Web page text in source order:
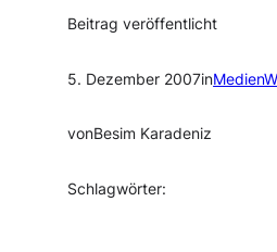
Beitrag veröffentlicht
5. Dezember 2007in
vonBesim Karadeniz
Schlagwörter: